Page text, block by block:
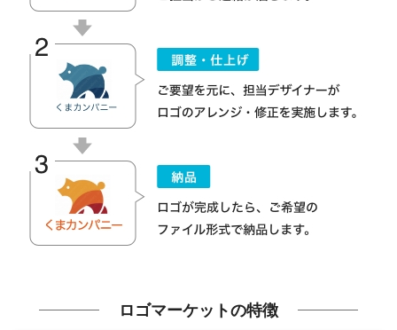
ロゴマーケットの特徴